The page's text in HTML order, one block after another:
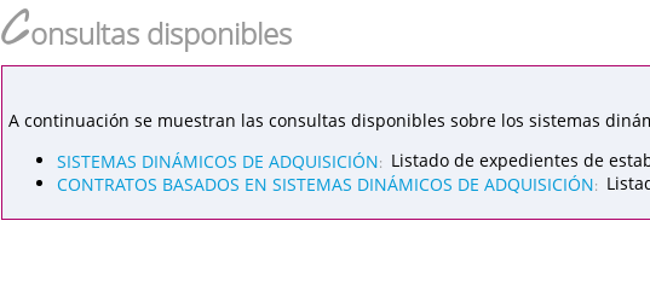
Consultas disponibles
A continuación se muestran las consultas disponibles sobre los sistemas
SISTEMAS DINÁMICOS DE ADQUISICIÓN: Listado de expedientes de
CONTRATOS BASADOS EN SISTEMAS DINÁMICOS DE ADQUISICIÓN: